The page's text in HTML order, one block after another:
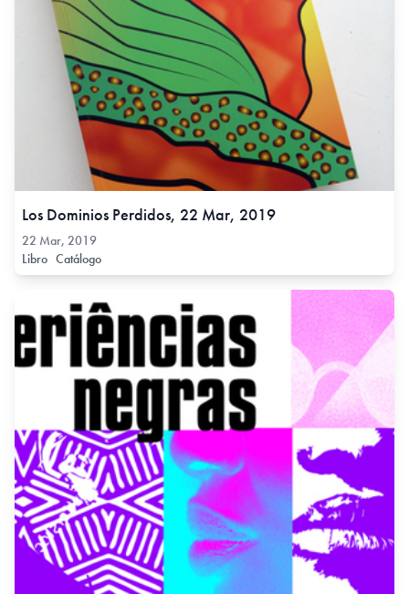
Los Dominios Perdidos, 22 Mar, 2019
22 Mar, 2019
Libro Catálogo